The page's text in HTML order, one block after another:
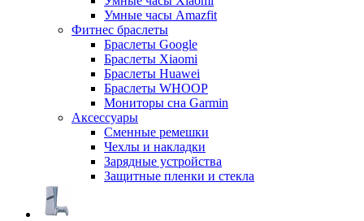
Умные часы Amazfit
Фитнес браслеты
Браслеты Google
Браслеты Xiaomi
Браслеты Huawei
Браслеты WHOOP
Мониторы сна Garmin
Аксессуары
Сменные ремешки
Чехлы и накладки
Зарядные устройства
Защитные пленки и стекла